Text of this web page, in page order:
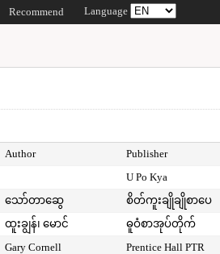
Recommend Language
Author Publisher
U Po Kya
သော်တာဆွေ စိတ်ကူးချိုချိုစာပေ
ထူးချွန်၊ မောင် ဓူဝံစာအုပ်တိုက်
Gary Cornell Prentice Hall PTR